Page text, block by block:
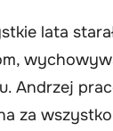
lata
Andrzej
za